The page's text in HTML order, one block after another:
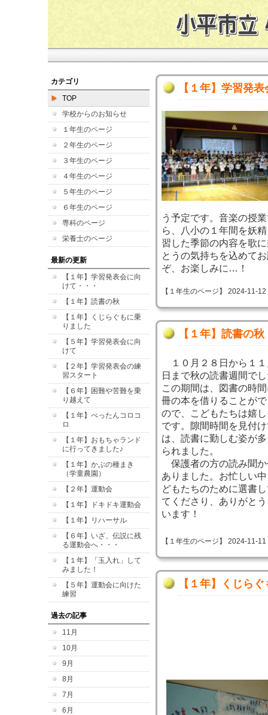
カテゴリ
TOP
学校からのお知らせ
１年生のページ
２年生のページ
３年生のページ
４年生のページ
５年生のページ
６年生のページ
専科のページ
栄養士のページ
最新の更新
【１年】学習発表会に向
けて・・・
【１年】読書の秋
【１年】くじらぐもに乗
りました
【５年】学習発表会に向
けて
【２年】学習発表会の練
習スタート
【６年】困難や苦難を乗
り越えて
【１年】ぺったんコロコ
ロ
【１年】おもちゃランド
に行ってきました♪
【１年】かぶの種まき
（学童農園）
【２年】運動会
【１年】ドキドキ運動会
【１年】リハーサル
【６年】いざ、伝説に残
る運動会へ・・・
【１年】「玉入れ」して
みました！
【５年】運動会に向けた
練習
過去の記事
11月
10月
9月
8月
7月
6月
【１年】学習発
う予定です。音楽の授
ら、八小の１年間を妖
習した季節の内容を歌
とうの気持ちを込めて
ぞ、お楽しみに…！
【１年生のページ】 2024-11-
【１年】読書の秋
１０月２８日から１１
日まで秋の読書週間で
この期間は、図書の時
冊の本を借りることが
ので、こどもたちは嬉
です。隙間時間を見付
は、読書に勤しむ姿が
られました。
保護者の方の読み聞か
ありました。お忙しい
どもたちのために選書
てくださり、ありがと
います！
【１年生のページ】 2024-11-
【１年】くじら